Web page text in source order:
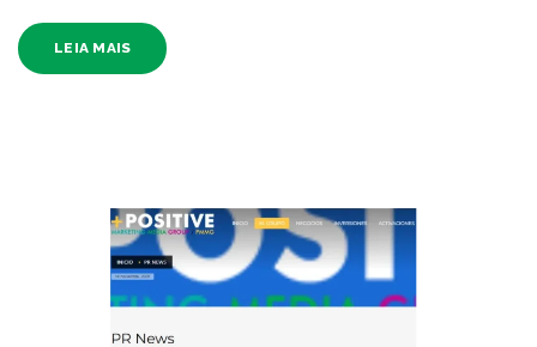
LEIA MAIS